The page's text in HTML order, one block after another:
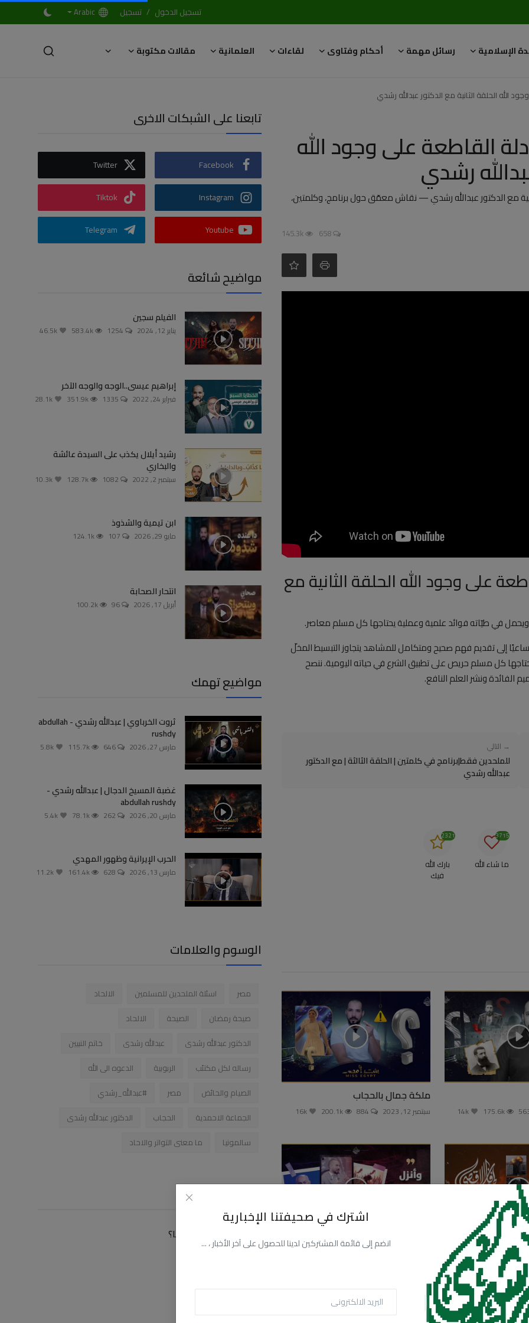
تسجيل الدخول / تسجيل Arabic
الإسلامية رسائل مهمة أحكام وفتاوى لقاءات العلمانية
مقالات مكتوبة
اشترك في صحيفتنا الإخبارية
انضم إلى قائمة المشتركين لدينا للحصول على آخر الأخبار ، ...
الله الحلقة الثانية مع الدكتور عبدالله رشدي
القاطعة على وجود الله
رشدي
مع الدكتور عبدالله رشدي — نقاش معمّق حول برنامج، وكلمتين،
658
145.3k
على وجود الله الحلقة الثانية مع
في طيّاته فوائد علمية وعملية يحتاجها كل مسلم معاصر.
ساعيًا إلى تقديم فهم صحيح ومتكامل للمشاهد يتجاوز التبسيط المخلّ
كل مسلم حريص على تطبيق الشرع في حياته اليومية. ننصح
ونشر العلم النافع.
→ التالي
للملحدين فقط|برنامج في كلمتين | الحلقة الثالثة | مع الدكتور
عبدالله رشدي
ما شاء الله
3715
بارك الله
فيك
2321
175.6k
ملكة جمال بالحجاب
سبتمبر 12, 2023 200.1k
16k
292.5k
نزول الملائكة ومشاركتها في الأحداث
تابعنا على الشبكات الاخرى
Facebook
Twitter
Instagram
Tiktok
Youtube
Telegram
مواضيح شائعة
الفيلم سجين
يناير 12, 2024 1254
583.4k
إبراهيم عيسى..الوجه والوجه الآخر
فبراير 24, 2022 1335
351.9k
رشيد أيلال يكذب على السيدة عائشة
والبخاري
سبتمبر 2, 2022 1082
128.7k
ابن تيمية والشذوذ
مايو 29, 2026 107
124.1k
انتحار الصحابة
أبريل 17, 2026 96
100.2k
مواضيع تهمك
ثروت الخرباوي | عبدالله رشدي - abdullah
rushdy
مارس 27, 2026 646
115.7k
غضبة المسيخ الدجال | عبدالله رشدي -
abdullah rushdy
مارس 20, 2026 262
78.1k
الحرب الإيرانية وظهور المهدي
مارس 13, 2026 628
161.4k
الوسوم والعلامات
مصر اسئلة الملحدين للمسلمين
الالحاد
صيحة رمضان
الصيحة
الالحاد
الدكتور عبدالله رشدى
عبدالله رشدى
خاتم النبيين
رساله لكل مكتئب
الربوبية
الدعوه الى الله
الصيام والحائض
مصر
#عبدالله_رشدي
الجماعة الاحمدية
الحجاب
الدكتور عبدالله رشدى
سالمونيا
ما معنى التواتر والاحاد
كيف توصلت الى موقعنا؟
عن طريق صديق لى